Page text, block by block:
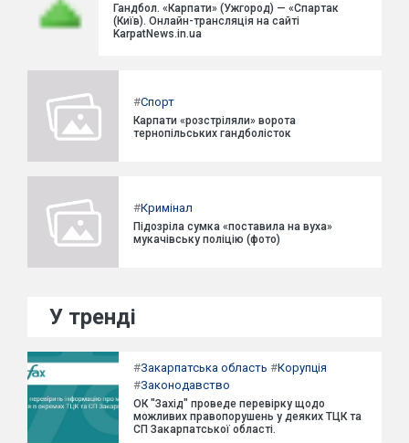
Гандбол. «Карпати» (Ужгород) — «Спартак
(Київ). Онлайн-трансляція на сайті
KarpatNews.in.ua
#Спорт
Карпати «розстріляли» ворота
тернопільських гандболісток
#Кримінал
Підозріла сумка «поставила на вуха»
мукачівську поліцію (фото)
У тренді
#Закарпатська область #Корупція
#Законодавство
ОК "Захід" проведе перевірку щодо
можливих правопорушень у деяких ТЦК та
СП Закарпатської області.